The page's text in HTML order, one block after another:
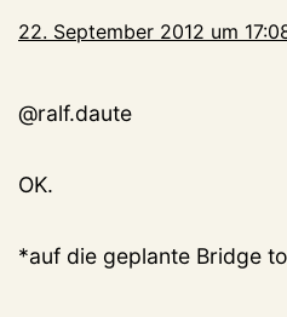
22. September 2012 um
@ralf.daute
OK.
*auf die geplante Bridge